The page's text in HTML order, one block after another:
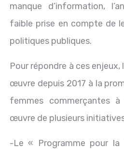
manque d’information,
faible prise en compte de
politiques publiques.
Pour répondre à ces enjeux,
œuvre depuis 2017 à la
femmes commerçantes
œuvre de plusieurs
-Le « Programme pour la